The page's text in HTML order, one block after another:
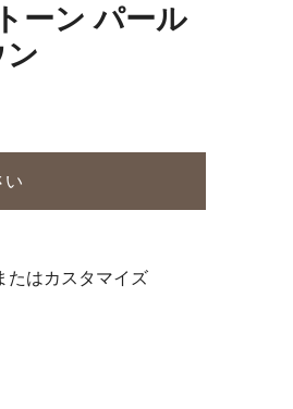
ーン パール
い
たはカスタマイズ